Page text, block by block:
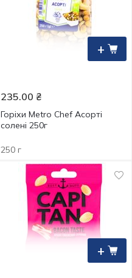
+
235.00 ₴
Горіхи Metro Chef Асорті
солені 250г
250 г
+